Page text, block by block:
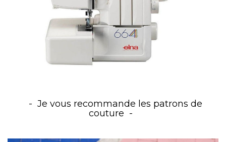
Je vous recommande les patrons de
couture